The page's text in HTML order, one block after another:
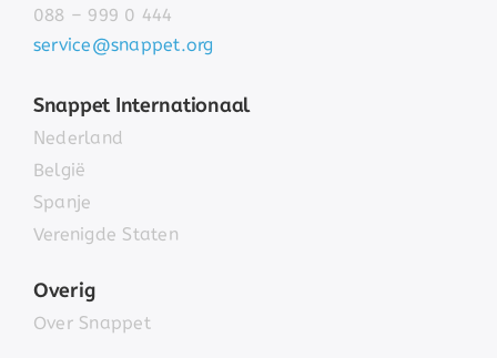
088 – 999 0 444
service@snappet.org
Snappet Internationaal
Nederland
België
Spanje
Verenigde Staten
Overig
Over Snappet